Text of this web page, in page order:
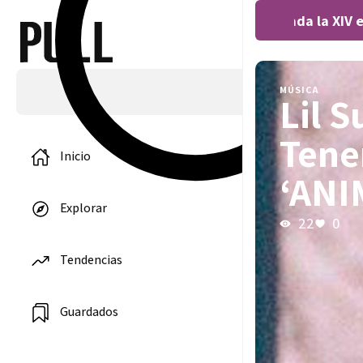
Inicio
Explorar
Tendencias
Guardados
Covocada la XIV
MÚSICA
Lil
22 0